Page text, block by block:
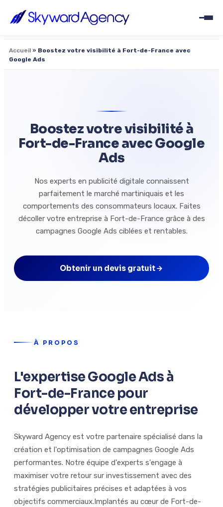
Accueil » Boostez votre visibilité à Fort-de-France avec
Google Ads
Boostez votre visibilité à
Fort-de-France avec Google
Ads
Nos experts en publicité digitale connaissent
parfaitement le marché martiniquais et les
comportements des consommateurs locaux. Faites
décoller votre entreprise à Fort-de-France grâce à des
campagnes Google Ads ciblées et rentables.
Obtenir un devis gratuit
À PROPOS
L'expertise Google Ads à
Fort-de-France pour
développer votre entreprise
Skyward Agency est votre partenaire spécialisé dans la
création et l'optimisation de campagnes Google Ads
performantes. Notre équipe d'experts s'engage à
maximiser votre retour sur investissement avec des
stratégies publicitaires précises et adaptées à vos
objectifs commerciaux.Implantés au cœur de Fort-de-